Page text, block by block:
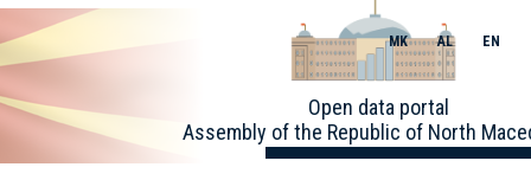
Open data portal
Assembly of the Republic of North
MK AL EN